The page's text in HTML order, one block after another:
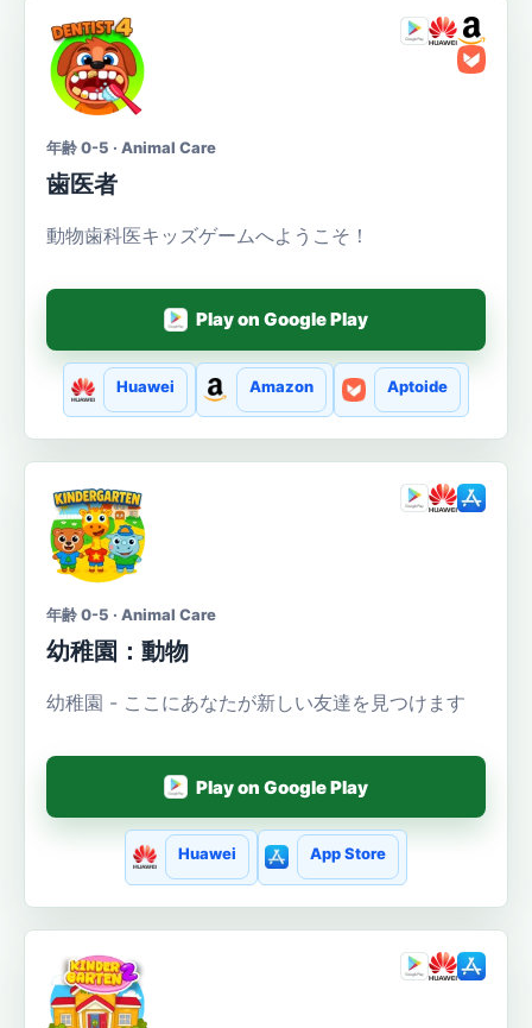
年齢 0-5 · Animal Care
歯医者
動物歯科医キッズゲームへようこそ！
Play on Google Play
Huawei Amazon Aptoide
年齢 0-5 · Animal Care
幼稚園：動物
幼稚園 - ここにあなたが新しい友達を見つけます
Play on Google Play
Huawei App Store